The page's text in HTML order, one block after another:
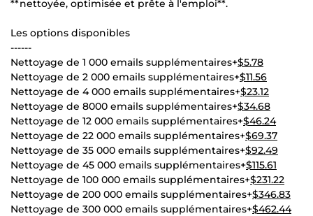
**nettoyée, optimisée et prête à l'emploi**.
Les options disponibles
------
Nettoyage de 1 000 emails supplémentaires+$5.78
Nettoyage de 2 000 emails supplémentaires+$11.56
Nettoyage de 4 000 emails supplémentaires+$23.12
Nettoyage de 8000 emails supplémentaires+$34.68
Nettoyage de 12 000 emails supplémentaires+$46.24
Nettoyage de 22 000 emails supplémentaires+$69.37
Nettoyage de 35 000 emails supplémentaires+$92.49
Nettoyage de 45 000 emails supplémentaires+$115.61
Nettoyage de 100 000 emails supplémentaires+$231.22
Nettoyage de 200 000 emails supplémentaires+$346.83
Nettoyage de 300 000 emails supplémentaires+$462.44